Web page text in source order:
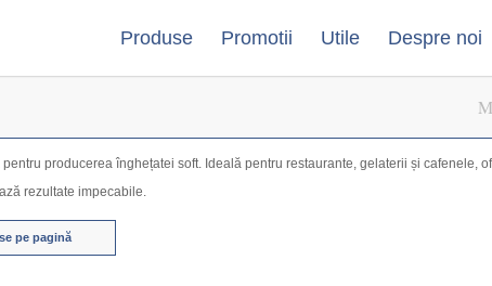
Produse Promotii Utile Despre noi
producerea înghețatei soft. Ideală pentru restaurante, gelaterii și cafenele,
rezultate impecabile.
pe pagină